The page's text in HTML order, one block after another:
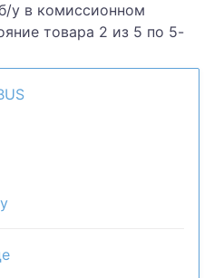
у в комиссионном
товара 2 из 5 по 5-
нет батарейки,
скидку?
свою цену и мы
у менеджера. Товар
магазине.